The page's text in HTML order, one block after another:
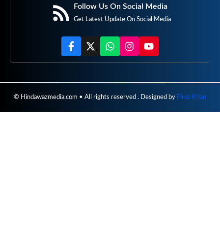
Follow Us On Social Media
Get Latest Update On Social Media
© Hindawazmedia.com • All rights reserved . Designed by Firoz Khan